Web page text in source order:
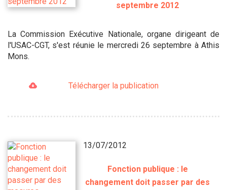
septembre 2012
La Commission Exécutive Nationale, organe dirigeant de
l'USAC-CGT, s'est réunie le mercredi 26 septembre à Athis
Mons.
Télécharger la publication
13/07/2012
Fonction publique : le
changement doit passer par des